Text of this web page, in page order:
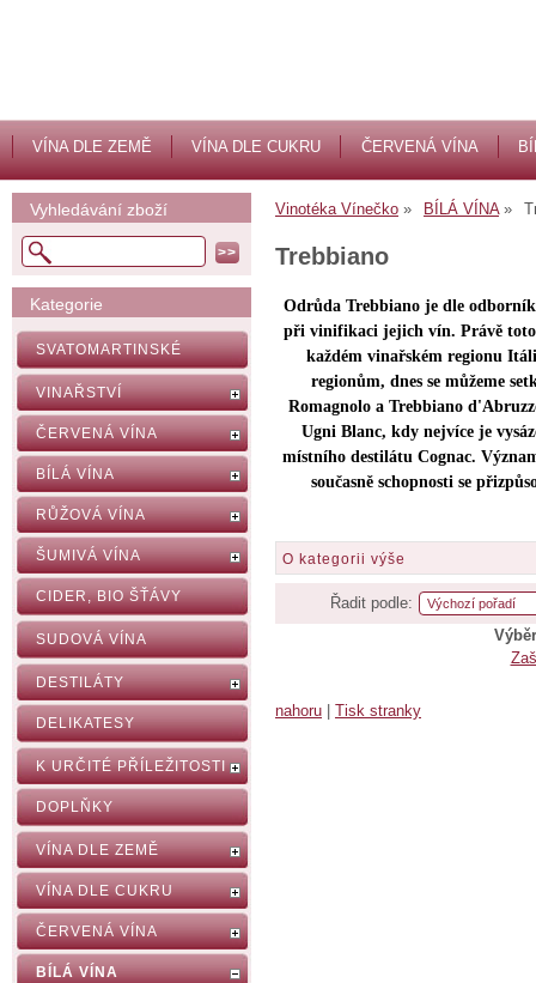
VÍNA DLE ZEMĚ VÍNA DLE CUKRU ČERVENÁ VÍNA
Vinotéka Vínečko BÍLÁ VÍNA
Trebbiano
Odrůda Trebbiano je dle
při vinifikaci jejich vín. Právě
každém vinařském regionu
regionům, dnes se můžeme
Romagnolo a Trebbiano
Ugni Blanc, kdy nejvíce je
místního destilátu Cognac.
současně schopnosti se
O kategorii výše
Řadit podle:
nahoru Tisk stranky
Vyhledávání zboží
Kategorie
SVATOMARTINSKÉ
VINAŘSTVÍ
ČERVENÁ VÍNA
BÍLÁ VÍNA
RŮŽOVÁ VÍNA
ŠUMIVÁ VÍNA
CIDER, BIO ŠŤÁVY
SUDOVÁ VÍNA
DESTILÁTY
DELIKATESY
K URČITÉ PŘÍLEŽITOSTI
DOPLŇKY
VÍNA DLE ZEMĚ
VÍNA DLE CUKRU
ČERVENÁ VÍNA
BÍLÁ VÍNA